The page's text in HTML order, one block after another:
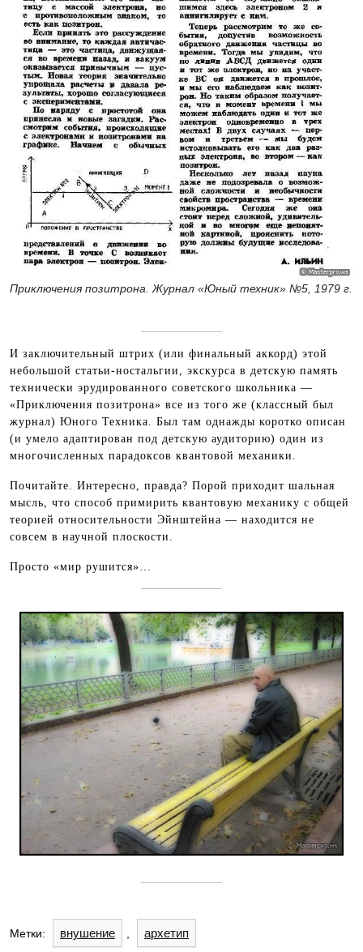
Приключения позитрона. Журнал «Юный техник» №5, 1979 г.
И заключительный штрих (или финальный аккорд) этой
небольшой статьи-ностальгии, экскурса в детскую память
технически эрудированного советского школьника —
«Приключения позитрона» все из того же (классный был
журнал) Юного Техника. Был там однажды коротко описан
(и умело адаптирован под детскую аудиторию) один из
многочисленных парадоксов квантовой механики.
Почитайте. Интересно, правда? Порой приходит шальная
мысль, что способ примирить квантовую механику с общей
теорией относительности Эйнштейна — находится не
совсем в научной плоскости.
Просто «мир рушится»…
Метки: внушение архетип